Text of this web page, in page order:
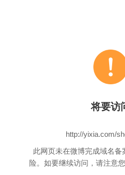
将要访
此网页未在微博完成域名备
险。如要继续访问，请注意